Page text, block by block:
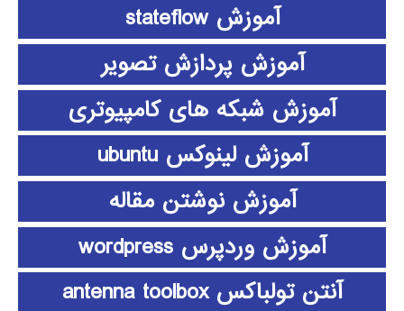
آموزش stateflow
آموزش پردازش تصویر
آموزش شبکه های کامپیوتری
آموزش لینوکس ubuntu
آموزش نوشتن مقاله
آموزش وردپرس wordpress
آنتن تولباکس antenna toolbox